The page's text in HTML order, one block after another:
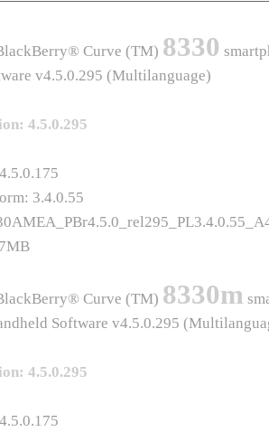
Curve (TM) 8330
v4.5.0.295 (Multilanguage)
4.5.0.295
3.4.0.55
Curve (TM) 8330m
Software v4.5.0.295
4.5.0.295